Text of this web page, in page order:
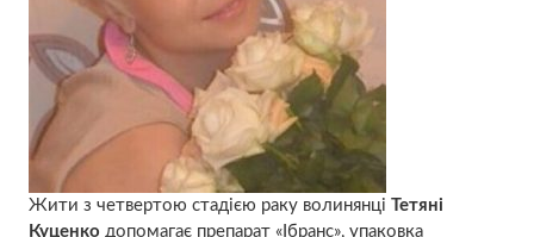
Жити з четвертою стадією раку волинянці Тетяні
Куценко допомагає препарат «Ібранс», упаковка